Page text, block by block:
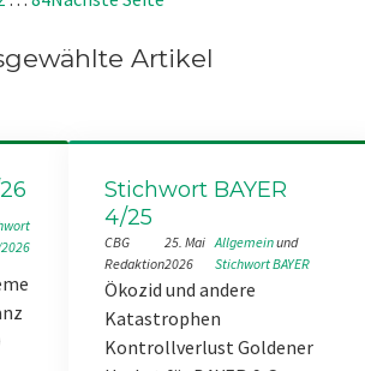
Artikel
Stichwort BAYER
4/25
CBG
Redaktion
25. Mai
2026
Allgemein
und
Stichwort BAYER
Ökozid und andere
Katastrophen
Kontrollverlust Goldener